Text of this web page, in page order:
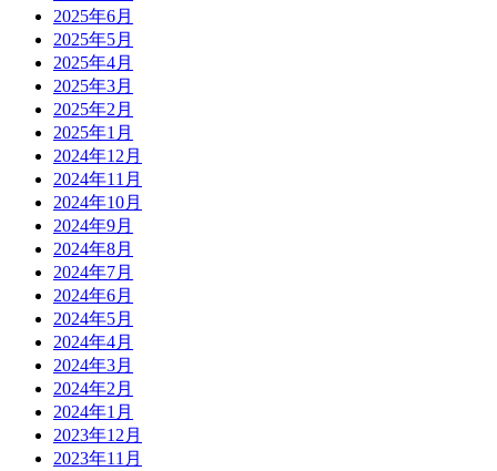
2025年6月
2025年5月
2025年4月
2025年3月
2025年2月
2025年1月
2024年12月
2024年11月
2024年10月
2024年9月
2024年8月
2024年7月
2024年6月
2024年5月
2024年4月
2024年3月
2024年2月
2024年1月
2023年12月
2023年11月